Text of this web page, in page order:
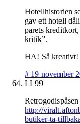
Hotellhistorien
gav ett hotell
parets
kritik”.
HA! Så kreativt!
# 19 november
LL99
http://
butiker-ta-